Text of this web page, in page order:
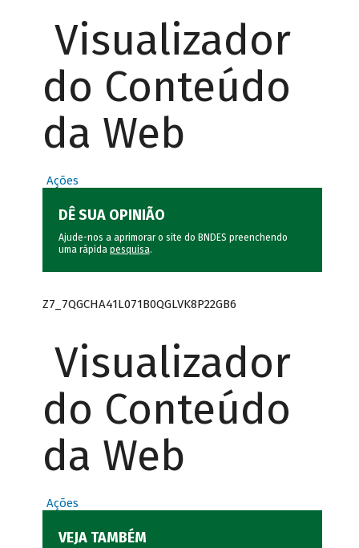
Visualizador
do Conteúdo
da Web
Ações
DÊ SUA OPINIÃO
Ajude-nos a aprimorar o site do BNDES preenchendo
uma rápida pesquisa.
Z7_7QGCHA41L071B0QGLVK8P22GB6
Visualizador
do Conteúdo
da Web
Ações
VEJA TAMBÉM